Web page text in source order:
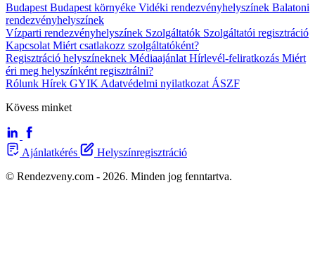
Budapest Budapest környéke Vidéki rendezvényhelyszínek Balatoni
rendezvényhelyszínek
Vízparti rendezvényhelyszínek Szolgáltatók Szolgáltatói regisztráció
Kapcsolat Miért csatlakozz szolgáltatóként?
Regisztráció helyszíneknek Médiaajánlat Hírlevél-feliratkozás Miért
éri meg helyszínként regisztrálni?
Rólunk Hírek GYIK Adatvédelmi nyilatkozat ÁSZF
Kövess minket
Ajánlatkérés
Helyszínregisztráció
© Rendezveny.com - 2026. Minden jog fenntartva.